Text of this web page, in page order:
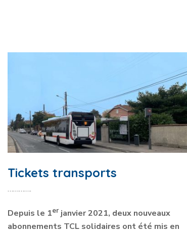
Tickets transports
………….
Depuis le 1erjanvier 2021, deux nouveaux
abonnements TCL solidaires ont été mis en